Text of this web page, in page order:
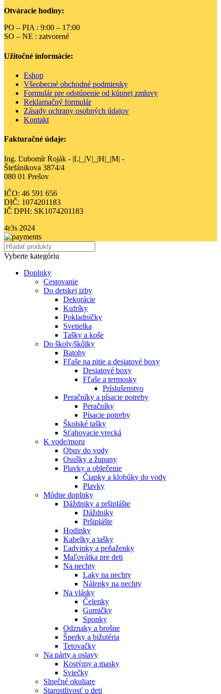
Otváracie hodiny:
PO – PIA : 9:00 – 17:00
SO – NE : zatvorené
Užitočné informácie:
Eshop
Všeobecné obchodné podmienky
Formulár pre odstúpenie od kúpnej zmluvy
Reklamačný formulár
Zásady ochrany osobných údajov
Kontakt
Fakturačné údaje:
Ing. Ľubomír Roják - |L|_|V|_|H|_|M| -
Štefánikova 3874/4
080 01 Prešov
IČO: 46 591 656
DIČ: 1074201183
IČ DPH: SK1074201183
4r3s 2024
Vyberte kategóriu
Doplnky
Cestovanie
Do detskej izby
Dekorácie
Kufríky
Pokladničky
Svetielka
Tašky a koše
Do školy/škôlky
Batohy
Fľaše na pitie a desiatové boxy
Desiatové boxy
Fľaše a termosky
Príslušenstvo
Peračníky a písacie potreby
Peračníky
Písacie potreby
Školské tašky
Sťahovacie vrecká
K vode/moru
Obuv do vody
Osušky a župany
Plavky a oblečenie
Čiapky a klobúky do vody
Plavky
Módne doplnky
Dáždniky a pršiplášte
Dáždniky
Pršiplášte
Hodinky
Kabelky a tašky
Ľadvinky a peňaženky
Maľovátka pre deti
Na nechty
Laky na nechty
Nálepky na nechty
Na vlásky
Čelenky
Gumičky
Sponky
Odznaky a brošne
Šperky a bižutéria
Tetovačky
Na párty a oslavy
Kostýmy a masky
Sviečky
Slnečné okuliare
Starostlivosť o deti